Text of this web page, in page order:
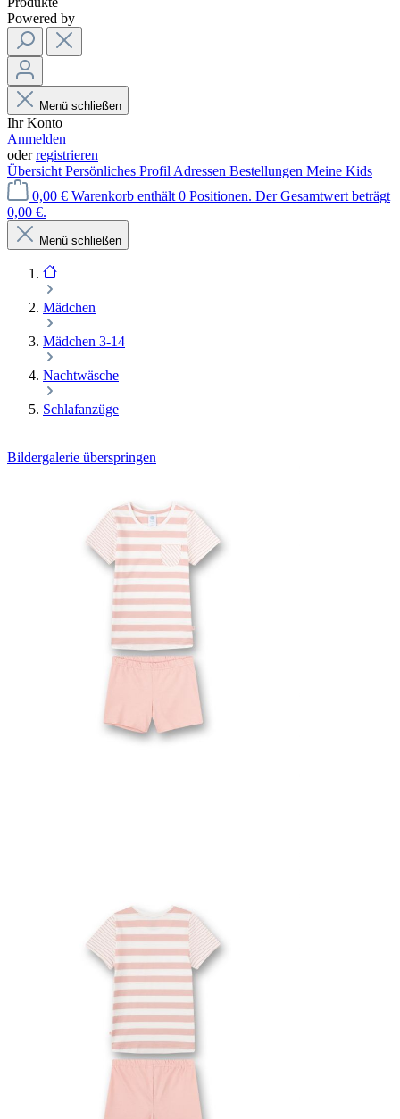
Powered by
Menü schließen
Ihr Konto
Anmelden
oderregistrieren
Übersicht Persönliches Profil Adressen Bestellungen Meine Kids
0,00 € Warenkorb enthält 0 Positionen. Der Gesamtwert beträgt
0,00 €.
Menü schließen
Mädchen
Mädchen 3-14
Nachtwäsche
Schlafanzüge
Bildergalerie überspringen